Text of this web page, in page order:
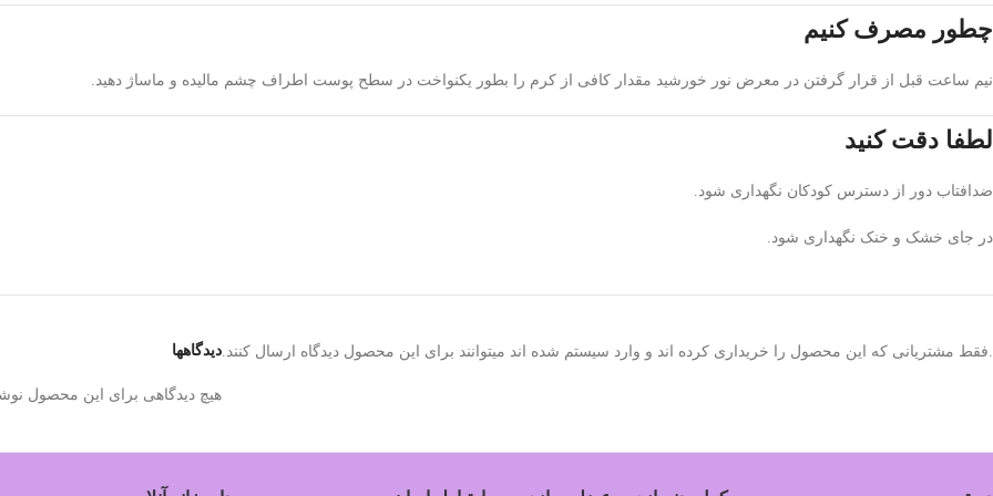
چطور مصرف کنیم
نیم ساعت قبل از قرار گرفتن در معرض نور خورشید مقدار کافی از کرم را بطور یکنواخت در سطح پوست اطراف چشم مالیده و ماساژ دهید.
لطفا دقت کنید
ضدافتاب دور از دسترس کودکان نگهداری شود.
در جای خشک و خنک نگهداری شود.
دیدگاهها
هیچ دیدگاهی برای این محصول
.فقط مشتریانی که این محصول را خریداری کرده اند و وارد سیستم شده اند میتوانند برای این محصول دیدگاه ارسال کنند.